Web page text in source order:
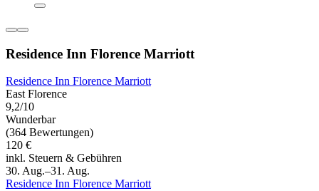
Residence Inn Florence Marriott
Residence Inn Florence Marriott
East Florence
9,2/10
Wunderbar
(364 Bewertungen)
120 €
inkl. Steuern & Gebühren
30. Aug.–31. Aug.
Residence Inn Florence Marriott